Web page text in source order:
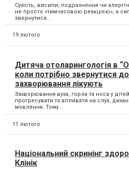
Сухість, висипи, подразнення чи
не просто «тимчасовою реакцією», а
звернутися...
19 лютого
Дитяча отоларингологія в
коли потрібно звернутися
захворювання лікують
Захворювання вуха, горла та носа у
прогресувати та впливати на слух,
мовлення. Тому...
11 лютого
Національний скринінг
Клінік